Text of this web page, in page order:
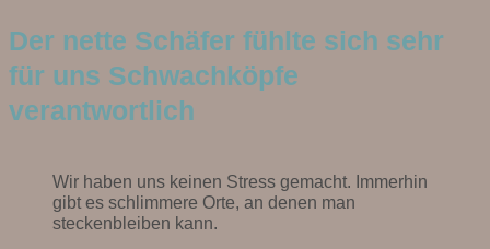
Der nette Schäfer fühlte sich sehr
für uns Schwachköpfe
verantwortlich
Wir haben uns keinen Stress gemacht. Immerhin
gibt es schlimmere Orte, an denen man
steckenbleiben kann.